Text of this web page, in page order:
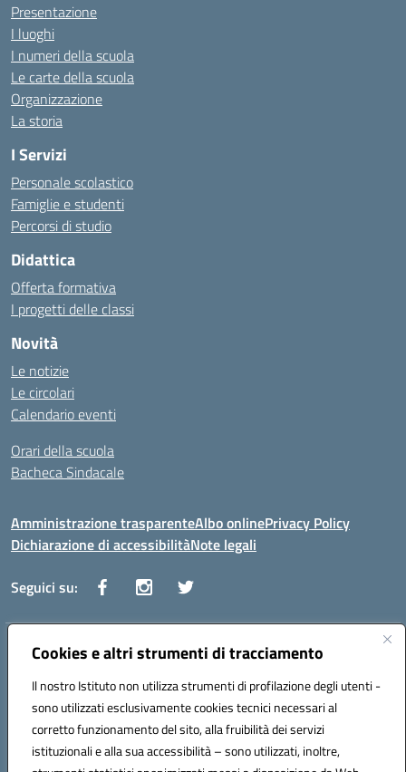
Cookies e altri strumenti di tracciamento
Il nostro Istituto non utilizza strumenti di profilazione degli utenti -
sono utilizzati esclusivamente cookies tecnici necessari al
corretto funzionamento del sito, alla fruibilità dei servizi
istituzionali e alla sua accessibilità – sono utilizzati, inoltre,
Presentazione
I luoghi
I numeri della scuola
Le carte della scuola
Organizzazione
La storia
I Servizi
Personale scolastico
Famiglie e studenti
Percorsi di studio
Didattica
Offerta formativa
I progetti delle classi
Novità
Le notizie
Le circolari
Calendario eventi
Orari della scuola
Bacheca Sindacale
Amministrazione trasparenteAlbo onlinePrivacy Policy
Dichiarazione di accessibilitàNote legali
Seguici su:
Indirizzo:Via Vaccari n.5 e Via Falcone n.20 - 91025 Marsala
Posta elettronica certificata (PEC):tppm03000q@pec.istruzione.it
Codice fiscale: 82004490817
Codice meccanografico: TPPM03000Q